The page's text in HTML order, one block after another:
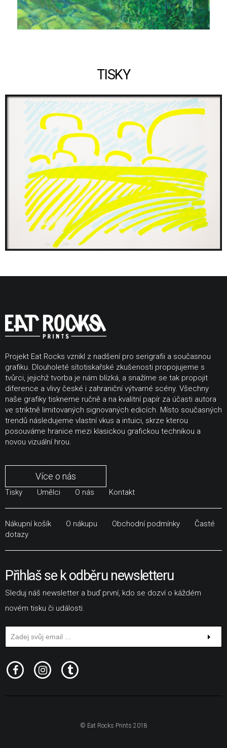
TISKY
Projekt Eat Rocks vznikl z nadšení pro serigrafii a současnou
grafiku. Dlouholeté sítotiskařské zkušenosti propojujeme s
tvůrci, jejichž tvorba je nám blízká, a snažíme se tak propojit
diference a vlivy české i zahraniční výtvarné scény. Všechny
naše grafiky tiskneme ručně a na kvalitní papír za účasti autora
ve striktně limitovaných signovaných edicích. Místo současných
trendů následujeme vlastní vkus a intuici, skrze kterou
posouváme hranice mezi klasickou grafickou technikou a
novou vizuální hrou.
Více o nás
Tisky Umělci O nás Kontakt
Nákupní košík O nákupu Obchodní podmínky
Časté
dotazy
Přihlaš se k odběru newsletteru
Sleduj náš newsletter a buď první, kdo se dozví o káždém
novém tisku či události.
© Eat Rocks Prints 2018